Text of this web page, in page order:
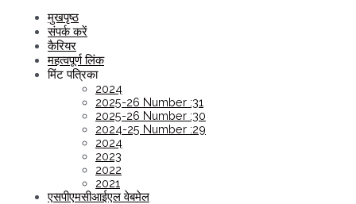
मुखपृष्ठ
संपर्क करें
कैरियर
महत्वपूर्ण लिंक
मिंट पत्रिका
2024
2025-26 Number :31
2025-26 Number :30
2024-25 Number :29
2024
2023
2022
2021
एसपीएमसीआईएल वेबमेल